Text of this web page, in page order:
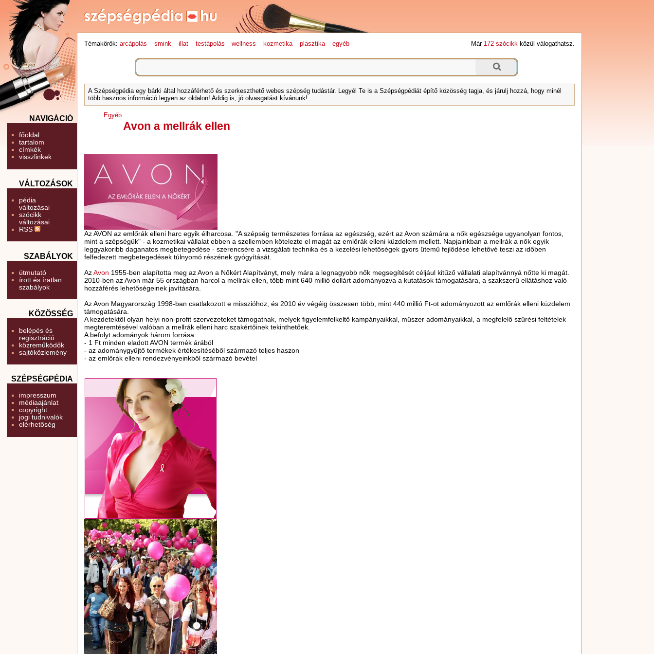
NAVIGÁCIÓ
főoldal
tartalom
címkék
visszlinkek
VÁLTOZÁSOK
pédia
változásai
szócikk
változásai
RSS
SZABÁLYOK
útmutató
írott és íratlan
szabályok
KÖZÖSSÉG
belépés és
regisztráció
közreműködők
sajtóközlemény
SZÉPSÉGPÉDIA
impresszum
médiaajánlat
copyright
jogi tudnivalók
elérhetőség
Témakörök: arcápolás smink illat testápolás wellness kozmetika plasztika egyéb Már 172 szócikkközül válogathatsz.
A Szépségpédia egy bárki által hozzáférhető és szerkeszthető webes szépség tudástár. Legyél Te is a Szépségpédiát építő közösség tagja, és járulj hozzá, hogy minél
több hasznos információ legyen az oldalon! Addig is, jó olvasgatást kívánunk!
Egyéb
Avon a mellrák ellen
Az AVON az emlőrák elleni harc egyik élharcosa. "A szépség természetes forrása az egészség, ezért az Avon számára a nők egészsége ugyanolyan fontos,
mint a szépségük" - a kozmetikai vállalat ebben a szellemben kötelezte el magát az emlőrák elleni küzdelem mellett. Napjainkban a mellrák a nők egyik
leggyakoribb daganatos megbetegedése - szerencsére a vizsgálati technika és a kezelési lehetőségek gyors ütemű fejlődése lehetővé teszi az időben
felfedezett megbetegedések túlnyomó részének gyógyítását.
AzAvon 1955-ben alapította meg az Avon a Nőkért Alapítványt, mely mára a legnagyobb nők megsegítését céljául kitűző vállalati alapítvánnyá nőtte ki magát.
2010-ben az Avon már 55 országban harcol a mellrák ellen, több mint 640 millió dollárt adományozva a kutatások támogatására, a szakszerű ellátáshoz való
hozzáférés lehetőségeinek javítására.
Az Avon Magyarország 1998-ban csatlakozott e misszióhoz, és 2010 év végéig összesen több, mint 440 millió Ft-ot adományozott az emlőrák elleni küzdelem
támogatására.
A kezdetektől olyan helyi non-profit szervezeteket támogatnak, melyek figyelemfelkeltő kampányaikkal, műszer adományaikkal, a megfelelő szűrési feltételek
megteremtésével valóban a mellrák elleni harc szakértőinek tekinthetőek.
A befolyt adományok három forrása:
- 1 Ft minden eladott AVON termék árából
- az adománygyűjtő termékek értékesítéséből származó teljes haszon
- az emlőrák elleni rendezvényeinkből származó bevétel